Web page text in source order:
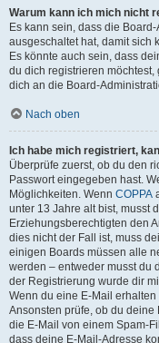
Warum kann ich mich nicht
Es kann sein, dass die
ausgeschaltet hat, damit sich
Es könnte auch sein, dass
du dich registrieren
dich an die Board-
Nach oben
Ich habe mich registriert,
Überprüfe zuerst, ob du den
Passwort eingegeben hast.
Möglichkeiten. Wenn COPPA
unter 13 Jahre alt bist, musst
Erziehungsberechtigten den
dies nicht der Fall ist, muss
einigen Boards müssen alle
werden – entweder musst du
der Registrierung wurde dir
Wenn du eine E-Mail
Ansonsten prüfe, ob du
die E-Mail von einem Spam-
dass deine E-Mail-Adresse